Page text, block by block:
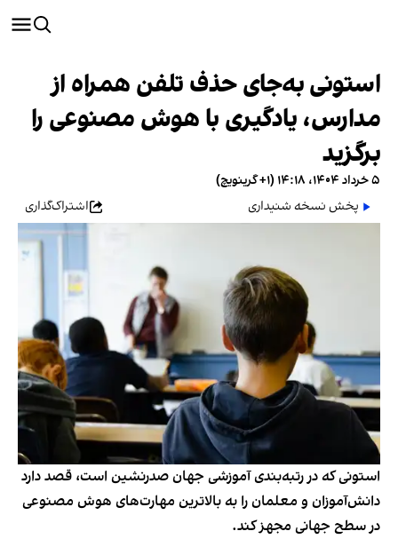
استونی به‌جای حذف تلفن همراه از
مدارس، یادگیری با هوش مصنوعی را
برگزید
۵ خرداد ۱۴۰۴، ۱۴:۱۸ (‎+۱ گرینویچ)
پخش نسخه شنیداری
اشتراک‌گذاری
استونی که در رتبه‌بندی آموزشی جهان صدرنشین است، قصد دارد
دانش‌آموزان و معلمان را به بالاترین مهارت‌های هوش مصنوعی
در سطح جهانی مجهز کند.